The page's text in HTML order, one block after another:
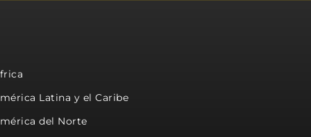
Latina y el Caribe
del Norte